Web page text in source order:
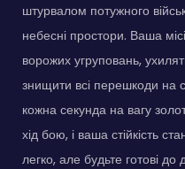
штурвалом потужного
небесні простори. Ваша
ворожих угруповань,
знищити всі перешкоди
кожна секунда на вагу
хід бою, і ваша стійкість
легко, але будьте готові